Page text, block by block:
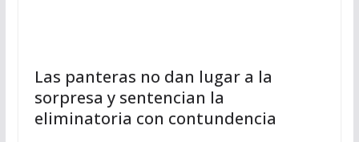
Las panteras no dan lugar a la
sorpresa y sentencian la
eliminatoria con contundencia